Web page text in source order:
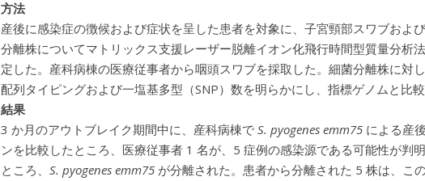
方法
産後に感染症の徴候および症状を呈した患者を対象に、子宮頸部スワブおよ
分離株についてマトリックス支援レーザー脱離イオン化飛行時間型質量分析
定した。産科病棟の医療従事者から咽頭スワブを採取した。細菌分離株に対
配列タイピングおよび一塩基多型（SNP）数を明らかにし、指標ゲノムと比較
結果
3 か月のアウトブレイク期間中に、産科病棟で S. pyogenes emm75 による産
ンを比較したところ、医療従事者 1 名が、5 症例の感染源である可能性が判
ところ、 S. pyogenes emm75 が分離された。患者から分離された 5 株は、こ